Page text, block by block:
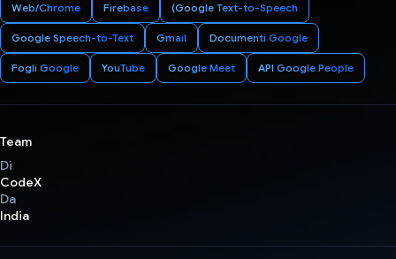
Web/Chrome Firebase (Google Text-to-Speech
Google Speech-to-Text Gmail Documenti Google
Fogli Google YouTube Google Meet API Google People
Team
Di
CodeX
Da
India